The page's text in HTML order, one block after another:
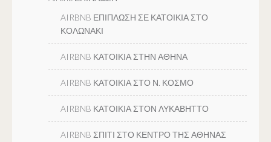
AIRBNB ΕΠΙΠΛΩΣΗ ΣΕ ΚΑΤΟΙΚΙΑ ΣΤΟ
ΚΟΛΩΝΑΚΙ
AIRBNB ΚΑΤΟΙΚΙΑ ΣΤΗΝ ΑΘΗΝΑ
AIRBNB ΚΑΤΟΙΚΙΑ ΣΤΟ Ν. ΚΟΣΜΟ
AIRBNB ΚΑΤΟΙΚΙΑ ΣΤΟΝ ΛΥΚΑΒΗΤΤΟ
AIRBNB ΣΠΙΤΙ ΣΤΟ ΚΕΝΤΡΟ ΤΗΣ ΑΘΗΝΑΣ